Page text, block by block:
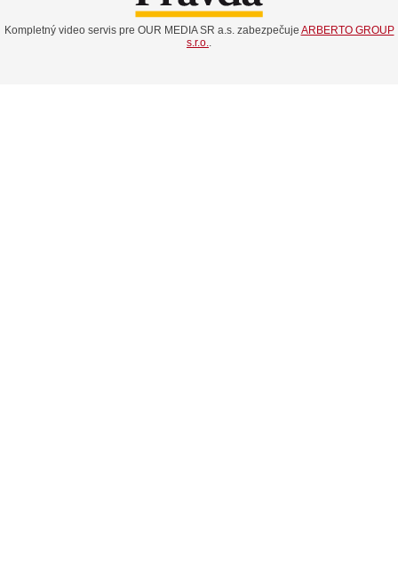
Kompletný video servis pre OUR MEDIA SR a.s. zabezpečuje ARBERTO GROUP
s.r.o..